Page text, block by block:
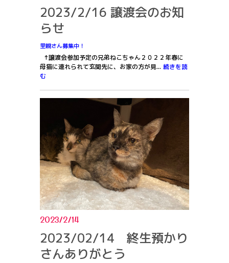
2023/2/16 譲渡会のお知
らせ
里親さん募集中！
↑譲渡会参加予定の兄弟ねこちゃん２０２２年春に
母猫に連れられて玄関先に、お家の方が見... 続きを読
む
2023/2/14
2023/02/14 終生預かり
さんありがとう